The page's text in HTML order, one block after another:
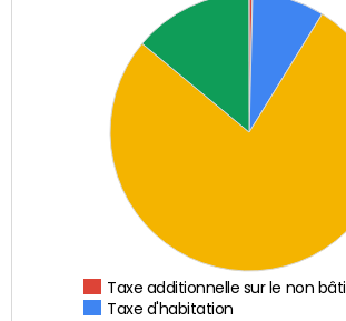
Taxe additionnelle sur le non bâti
Taxe d'habitation